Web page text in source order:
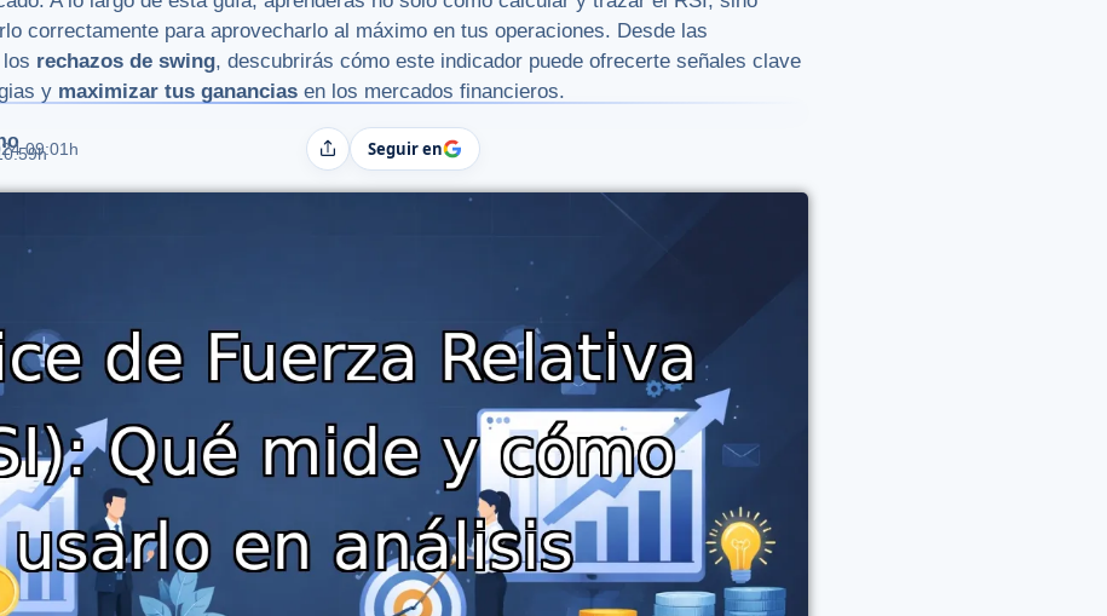
correctamente para aprovecharlo al máximo en tus operaciones. Desde las
rechazos de swing, descubrirás cómo este indicador puede ofrecerte señales clave
y maximizar tus ganancias en los mercados financieros.
09:01h CompartirSeguir en